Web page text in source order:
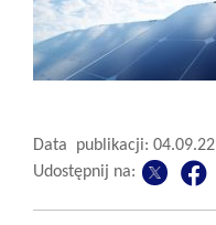
Data publikacji: 04.09.22
Udostępnij na: